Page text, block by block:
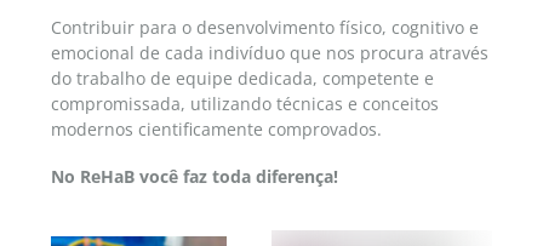
Contribuir para o desenvolvimento físico, cognitivo e
emocional de cada indivíduo que nos procura através
do trabalho de equipe dedicada, competente e
compromissada, utilizando técnicas e conceitos
modernos cientificamente comprovados.
No ReHaB você faz toda diferença!